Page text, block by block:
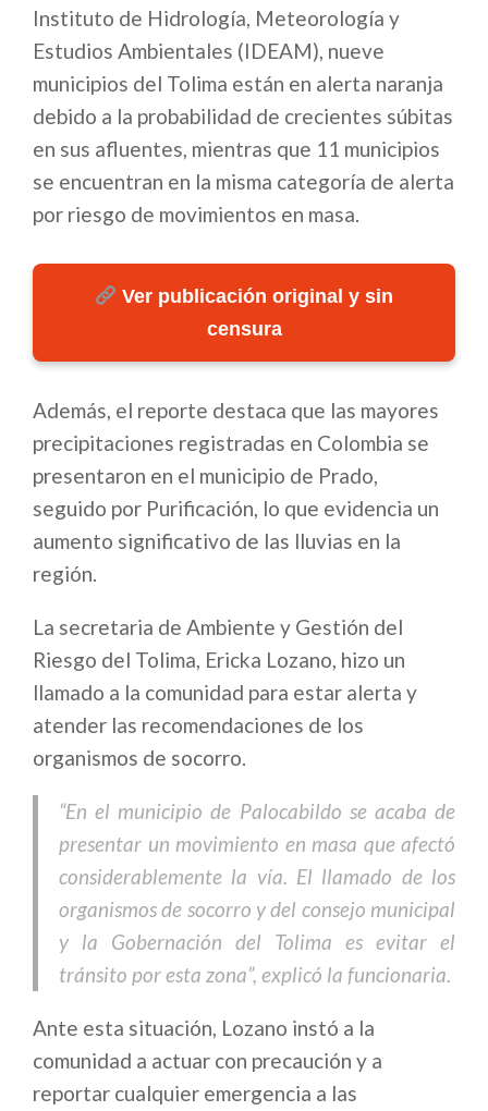
Instituto de Hidrología, Meteorología y
Estudios Ambientales (IDEAM), nueve
municipios del Tolima están en alerta naranja
debido a la probabilidad de crecientes súbitas
en sus afluentes, mientras que 11 municipios
se encuentran en la misma categoría de alerta
por riesgo de movimientos en masa.
Ver publicación original y sin
censura
Además, el reporte destaca que las mayores
precipitaciones registradas en Colombia se
presentaron en el municipio de Prado,
seguido por Purificación, lo que evidencia un
aumento significativo de las lluvias en la
región.
La secretaria de Ambiente y Gestión del
Riesgo del Tolima, Ericka Lozano, hizo un
llamado a la comunidad para estar alerta y
atender las recomendaciones de los
organismos de socorro.
“En el municipio de Palocabildo se acaba de
presentar un movimiento en masa que afectó
considerablemente la vía. El llamado de los
organismos de socorro y del consejo municipal
y la Gobernación del Tolima es evitar el
tránsito por esta zona”, explicó la funcionaria.
Ante esta situación, Lozano instó a la
comunidad a actuar con precaución y a
reportar cualquier emergencia a las